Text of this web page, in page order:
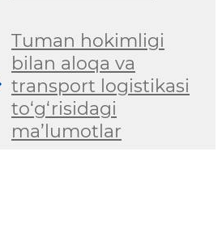
Tuman hokimligi
bilan aloqa va
transport logistikasi
to‘g‘risidagi
ma’lumotlar